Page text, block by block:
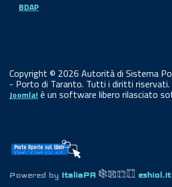
BDAP
Copyright © 2026 Autorità di Sistema
- Porto di Taranto. Tutti i diritti riservati.
Joomla! è un software libero rilasciato
Powered by ItaliaPA eshiol.it